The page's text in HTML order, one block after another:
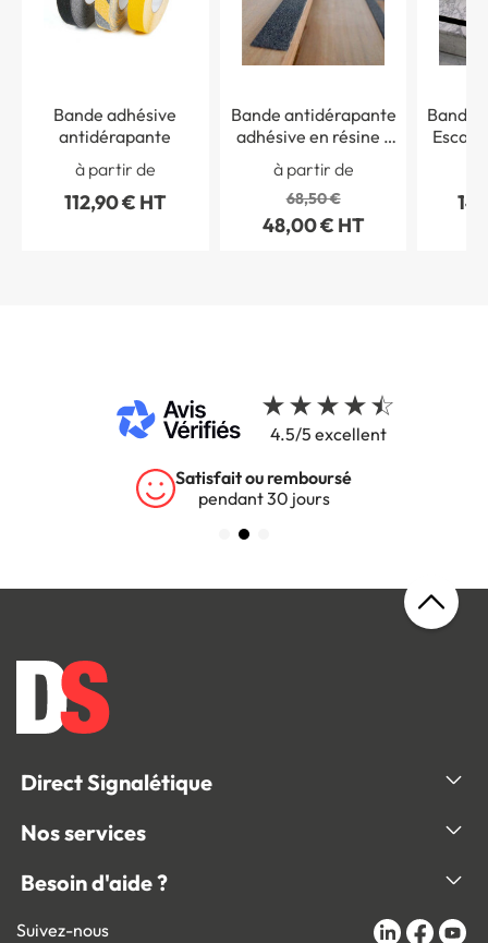
Bande adhésive
antidérapante
à partir de
112,90 € HT
Bande antidérapante
adhésive en résine -
intérieur / extérieur
à partir de
68,50 €
48,00 € HT
Bande
4.5/5 excellent
Garantie 5 ans
sur tous nos produits
Direct Signalétique
Nos services
Besoin d'aide ?
Suivez-nous